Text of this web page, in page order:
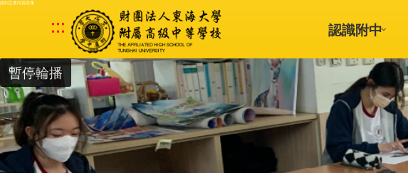
跳到主要內容區塊
::: 認識附中
暫停輪播